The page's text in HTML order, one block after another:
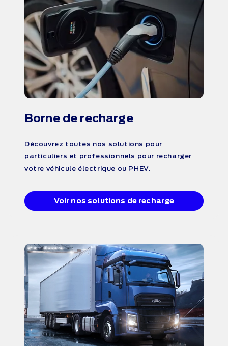
Borne de recharge
Découvrez toutes nos solutions pour
particuliers et professionnels pour recharger
votre véhicule électrique ou PHEV.
Voir nos solutions de recharge